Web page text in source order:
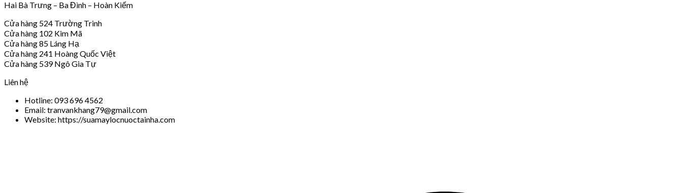
Hai Bà Trưng – Ba Đình – Hoàn Kiếm
Cửa hàng 524 Trường Trinh
Cửa hàng 102 Kim Mã
Cửa hàng 85 Láng Hạ
Cửa hàng 241 Hoàng Quốc Việt
Cửa hàng 539 Ngô Gia Tự
Liên hệ
Hotline: 093 696 4562
Email: tranvankhang79@gmail.com
Website: https://suamaylocnuoctainha.com